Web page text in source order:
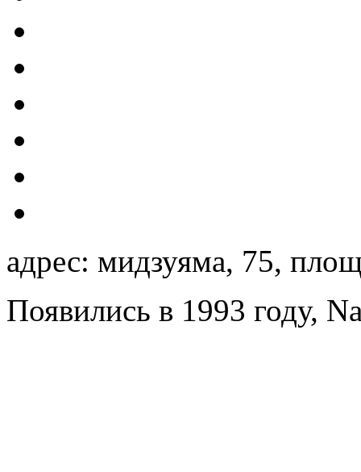
адрес: мидзуяма, 75,
Появились в 1993 году,